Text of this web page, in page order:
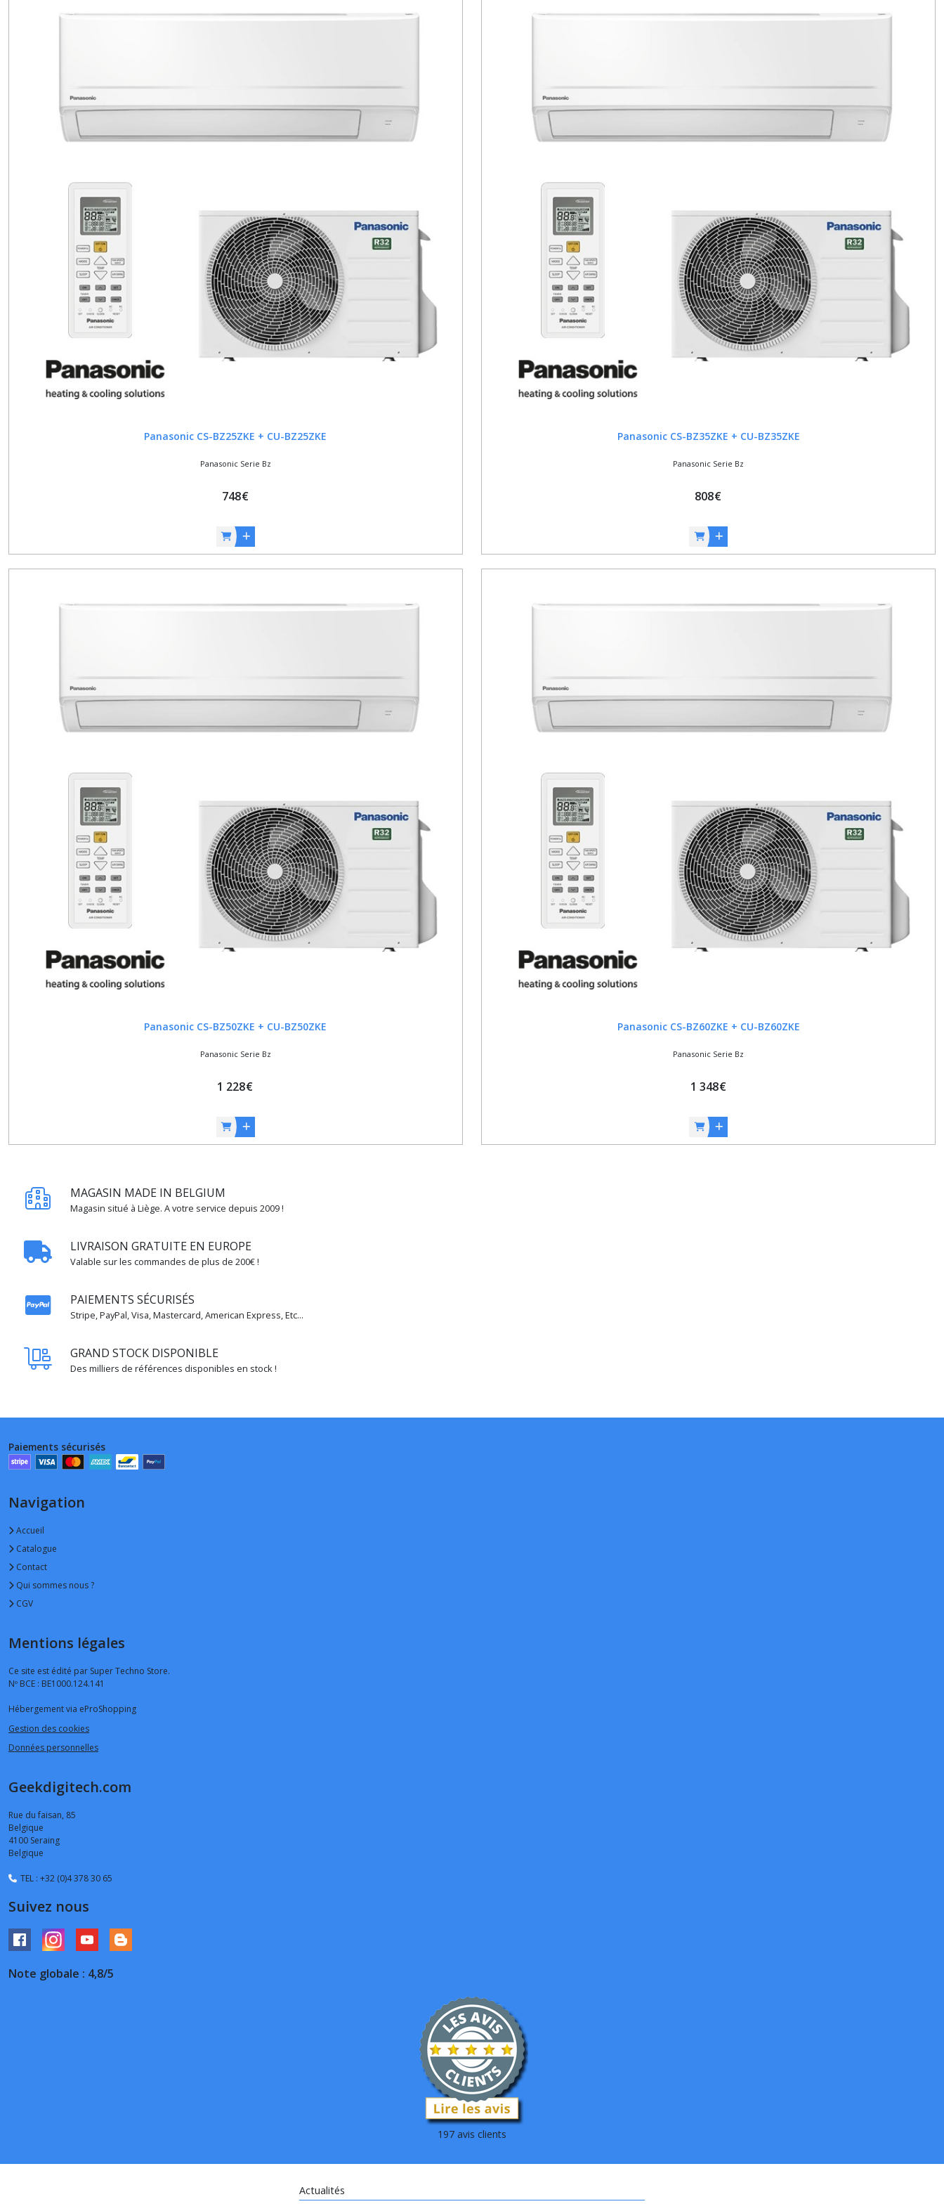
Panasonic CS-BZ25ZKE + CU-BZ25ZKE
Panasonic Serie Bz
748€
Panasonic CS-BZ35ZKE + CU-BZ35ZKE
Panasonic Serie Bz
808€
Panasonic CS-BZ50ZKE + CU-BZ50ZKE
Panasonic Serie Bz
1 228€
Panasonic CS-BZ60ZKE + CU-BZ60ZKE
Panasonic Serie Bz
1 348€
MAGASIN MADE IN BELGIUM
Magasin situé à Liège. A votre service depuis 2009 !
LIVRAISON GRATUITE EN EUROPE
Valable sur les commandes de plus de 200€ !
PAIEMENTS SÉCURISÉS
Stripe, PayPal, Visa, Mastercard, American Express, Etc...
GRAND STOCK DISPONIBLE
Des milliers de références disponibles en stock !
Paiements sécurisés
Navigation
Accueil
Catalogue
Contact
Qui sommes nous ?
CGV
Mentions légales
Ce site est édité par Super Techno Store.
Nº BCE : BE1000.124.141
Hébergement via eProShopping
Gestion des cookies
Données personnelles
Geekdigitech.com
Rue du faisan, 85
Belgique
4100 Seraing
Belgique
TEL : +32 (0)4 378 30 65
Suivez nous
Note globale : 4,8/5
197 avis clients
Actualités